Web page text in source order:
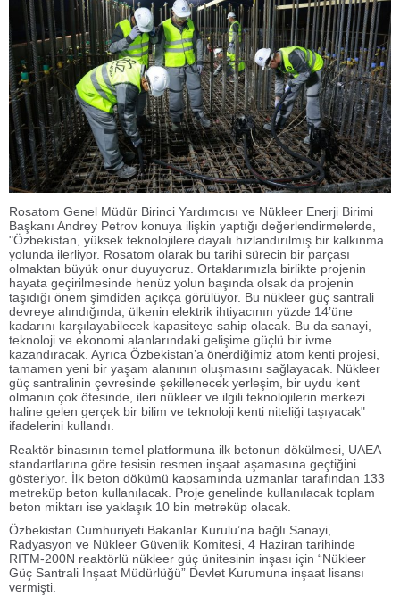
Rosatom Genel Müdür Birinci Yardımcısı ve Nükleer Enerji Birimi
Başkanı Andrey Petrov konuya ilişkin yaptığı değerlendirmelerde,
"Özbekistan, yüksek teknolojilere dayalı hızlandırılmış bir kalkınma
yolunda ilerliyor. Rosatom olarak bu tarihi sürecin bir parçası
olmaktan büyük onur duyuyoruz. Ortaklarımızla birlikte projenin
hayata geçirilmesinde henüz yolun başında olsak da projenin
taşıdığı önem şimdiden açıkça görülüyor. Bu nükleer güç santrali
devreye alındığında, ülkenin elektrik ihtiyacının yüzde 14’üne
kadarını karşılayabilecek kapasiteye sahip olacak. Bu da sanayi,
teknoloji ve ekonomi alanlarındaki gelişime güçlü bir ivme
kazandıracak. Ayrıca Özbekistan’a önerdiğimiz atom kenti projesi,
tamamen yeni bir yaşam alanının oluşmasını sağlayacak. Nükleer
güç santralinin çevresinde şekillenecek yerleşim, bir uydu kent
olmanın çok ötesinde, ileri nükleer ve ilgili teknolojilerin merkezi
haline gelen gerçek bir bilim ve teknoloji kenti niteliği taşıyacak"
ifadelerini kullandı.
Reaktör binasının temel platformuna ilk betonun dökülmesi, UAEA
standartlarına göre tesisin resmen inşaat aşamasına geçtiğini
gösteriyor. İlk beton dökümü kapsamında uzmanlar tarafından 133
metreküp beton kullanılacak. Proje genelinde kullanılacak toplam
beton miktarı ise yaklaşık 10 bin metreküp olacak.
Özbekistan Cumhuriyeti Bakanlar Kurulu’na bağlı Sanayi,
Radyasyon ve Nükleer Güvenlik Komitesi, 4 Haziran tarihinde
RITM-200N reaktörlü nükleer güç ünitesinin inşası için “Nükleer
Güç Santrali İnşaat Müdürlüğü” Devlet Kurumuna inşaat lisansı
vermişti.